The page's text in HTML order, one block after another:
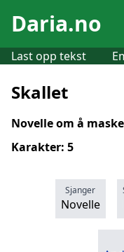
Daria.no
Last opp tekst
Skallet
Novelle om å
Karakter: 5
Sjanger
Novelle